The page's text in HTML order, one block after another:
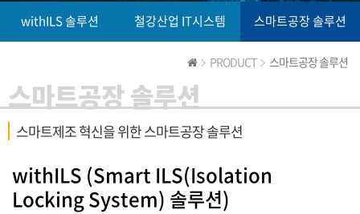
withILS 솔루션 철강산업 IT시스템 스마트공장 솔루션
PRODUCT 스마트공장 솔루션
스마트공장 솔루션
스마트제조 혁신을 위한 스마트공장 솔루션
withILS (Smart ILS(Isolation
Locking System) 솔루션)